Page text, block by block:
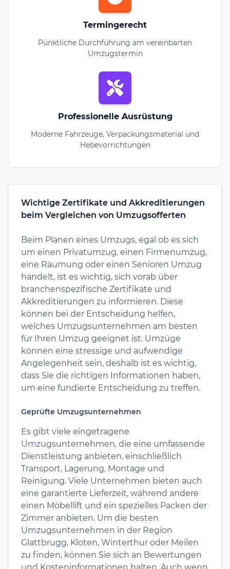
Termingerecht
Pünktliche Durchführung am vereinbarten
Umzugstermin
Professionelle Ausrüstung
Moderne Fahrzeuge, Verpackungsmaterial und
Hebevorrichtungen
Wichtige Zertifikate und Akkreditierungen
beim Vergleichen von Umzugsofferten
Beim Planen eines Umzugs, egal ob es sich
um einen Privatumzug, einen Firmenumzug,
eine Räumung oder einen Senioren Umzug
handelt, ist es wichtig, sich vorab über
branchenspezifische Zertifikate und
Akkreditierungen zu informieren. Diese
können bei der Entscheidung helfen,
welches Umzugsunternehmen am besten
für Ihren Umzug geeignet ist. Umzüge
können eine stressige und aufwendige
Angelegenheit sein, deshalb ist es wichtig,
dass Sie die richtigen Informationen haben,
um eine fundierte Entscheidung zu treffen.
Geprüfte Umzugsunternehmen
Es gibt viele eingetragene
Umzugsunternehmen, die eine umfassende
Dienstleistung anbieten, einschließlich
Transport, Lagerung, Montage und
Reinigung. Viele Unternehmen bieten auch
eine garantierte Lieferzeit, während andere
einen Möbellift und ein spezielles Packen der
Zimmer anbieten. Um die besten
Umzugsunternehmen in der Region
Glattbrugg, Kloten, Winterthur oder Meilen
zu finden, können Sie sich an Bewertungen
und Kosteninformationen halten. Auch wenn